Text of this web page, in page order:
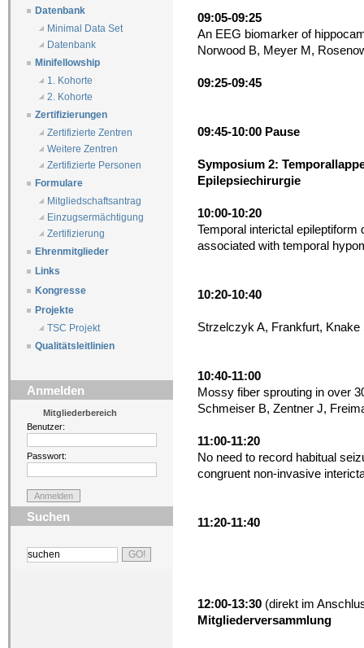
Datenbank
Minimal Data Set
Datenbank
Minifellowship
1. Kohorte
2. Kohorte
Zertifizierungen
Zertifizierte Zentren
Weitere Zentren
Zertifizierte Personen
Formulare
Mitgliedschaftsantrag
Einzugsermächtigung
Zertifizierung
Ehrenmitglieder
Links
Kongresse
Projekte
TSC Projekt
Qualitätsleitlinien
Anmelden
Mitgliederbereich
Benutzer:
Passwort:
Suchen
09:05-09:25
An EEG biomarker of
Norwood B, Meyer M,
09:25-09:45
09:45-10:00 Pause
Symposium 2:
Epilepsiechirurgie
10:00-10:20
Temporal interictal
associated with temporal
10:20-10:40
Strzelczyk A, Frankfurt, Knake
10:40-11:00
Mossy fiber sprouting in over
Schmeiser B, Zentner J,
11:00-11:20
No need to record habitual
congruent non-invasive
11:20-11:40
12:00-13:30 (direkt im
Mitgliederversammlung